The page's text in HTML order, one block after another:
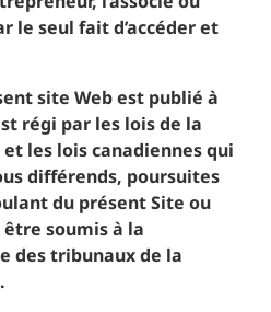
le seul fait d’accéder et
site Web est publié à
régi par les lois de la
les lois canadiennes qui
différends, poursuites
du présent Site ou
soumis à la
des tribunaux de la